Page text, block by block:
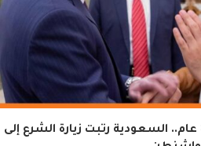
الأولى لرئيس سوري منذ 80 عام.. السعودية رتبت زيارة الشرع إلى